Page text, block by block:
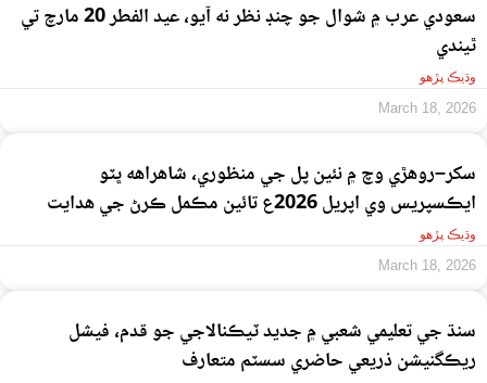
سعودي عرب ۾ شوال جو چنڊ نظر نه آيو، عيد الفطر 20 مارچ تي
ٿيندي
وڌيڪ پڙهو
March 18, 2026
سکر–روهڙي وچ ۾ نئين پل جي منظوري، شاهراهه ڀٽو
ايڪسپريس وي اپريل 2026ع تائين مڪمل ڪرڻ جي هدايت
وڌيڪ پڙهو
March 18, 2026
سنڌ جي تعليمي شعبي ۾ جديد ٽيڪنالاجي جو قدم، فيشل
ريڪگنيشن ذريعي حاضري سسٽم متعارف